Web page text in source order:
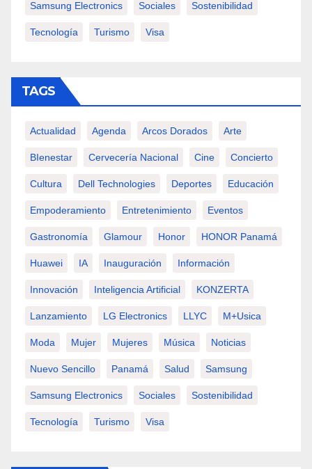
Samsung Electronics Sociales Sostenibilidad
Tecnología Turismo Visa
TAGS
Actualidad Agenda Arcos Dorados Arte
BIenestar Cervecería Nacional Cine Concierto
Cultura Dell Technologies Deportes Educación
Empoderamiento Entretenimiento Eventos
Gastronomía Glamour Honor HONOR Panamá
Huawei IA Inauguración Información
Innovación Inteligencia Artificial KONZERTA
Lanzamiento LG Electronics LLYC M+usica
Moda Mujer Mujeres Música Noticias
Nuevo Sencillo Panamá Salud Samsung
Samsung Electronics Sociales Sostenibilidad
Tecnología Turismo Visa